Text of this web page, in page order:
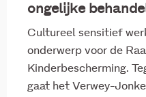
ongelijke
Cultureel sensitief
onderwerp voor de
Kinderbescherming.
gaat het Verwey-